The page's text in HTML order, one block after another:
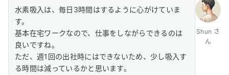
Shun さ
ん
水素吸入は、毎日3時間はするように心がけていま
す。
基本在宅ワークなので、仕事をしながらできるのは
良いですね。
ただ、週1回の出社時にはできないため、少し吸入す
る時間は減っているかと思います。